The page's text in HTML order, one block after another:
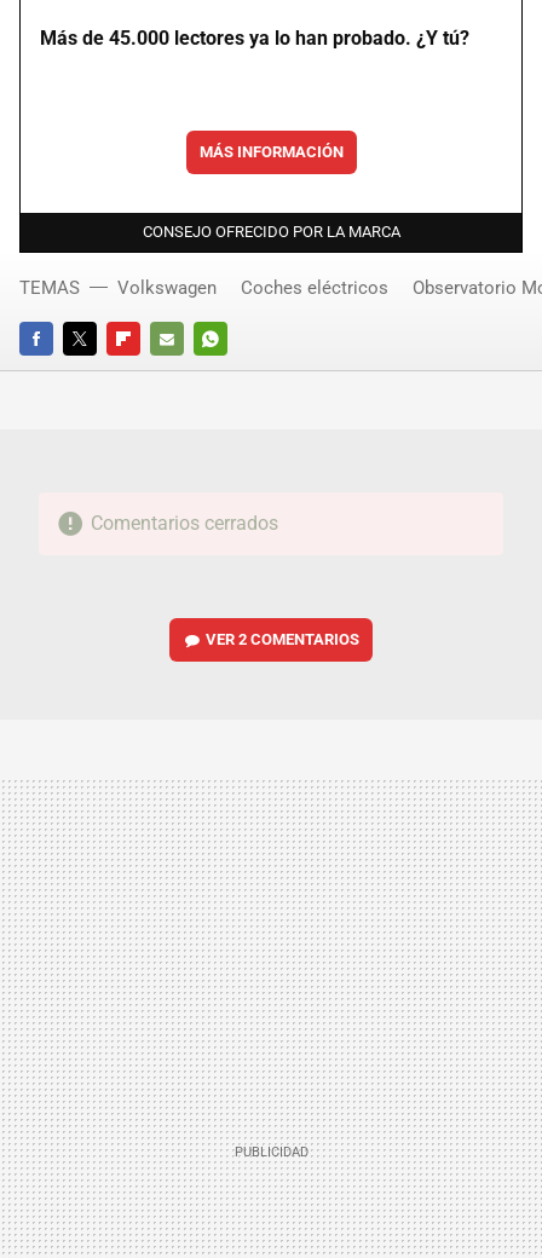
Más de 45.000 lectores ya lo han probado. ¿Y tú?
MÁS INFORMACIÓN
CONSEJO OFRECIDO POR LA MARCA
FACEBOOKTWITTERFLIPBOARD
E-
WHATSAPP
TEMAS Volkswagen Coches eléctricos Observatorio
Comentarios cerrados
VER2 COMENTARIOS